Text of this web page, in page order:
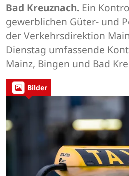
Bad Kreuznach. Ein
gewerblichen Güter- und
der Verkehrsdirektion
Dienstag umfassende
Mainz, Bingen und Bad
Bilder